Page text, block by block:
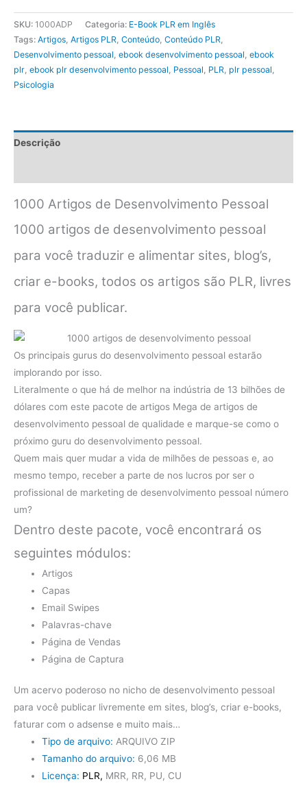
de
Desenvolvimento
Pessoal
SKU: 1000ADP Categoria: E-Book PLR em Inglês
Tags: Artigos Artigos PLR Conteúdo Conteúdo PLR
Desenvolvimento pessoal ebook desenvolvimento pessoal ebook
plr ebook plr desenvolvimento pessoal Pessoal PLR plr pessoal
Psicologia
Descrição
1000 Artigos de Desenvolvimento Pessoal
1000 artigos de desenvolvimento pessoal
para você traduzir e alimentar sites, blog’s,
criar e-books, todos os artigos são PLR, livres
para você publicar.
Os principais gurus do desenvolvimento pessoal estarão
implorando por isso.
Literalmente o que há de melhor na indústria de 13 bilhões de
dólares com este pacote de artigos Mega de artigos de
desenvolvimento pessoal de qualidade e marque-se como o
próximo guru do desenvolvimento pessoal.
Quem mais quer mudar a vida de milhões de pessoas e, ao
mesmo tempo, receber a parte de nos lucros por ser o
profissional de marketing de desenvolvimento pessoal número
um?
Dentro deste pacote, você encontrará os
seguintes módulos:
Artigos
Capas
Email Swipes
Palavras-chave
Página de Vendas
Página de Captura
Um acervo poderoso no nicho de desenvolvimento pessoal
para você publicar livremente em sites, blog’s, criar e-books,
faturar com o adsense e muito mais…
Tipo de arquivo:ARQUIVO ZIP
Tamanho do arquivo: 6,06 MB
Licença: PLR, MRR, RR, PU, ​​CU